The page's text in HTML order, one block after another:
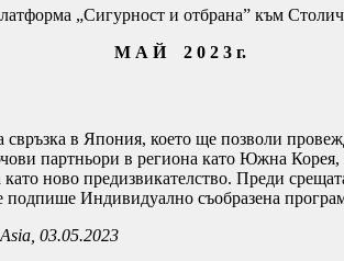
„Сигурност и отбрана” към
М А Й 2 0 2 3 г.
в Япония, което ще позволи
партньори в региона като Южна
като ново предизвикателство. Преди
Индивидуално съобразена
, 03.05.2023